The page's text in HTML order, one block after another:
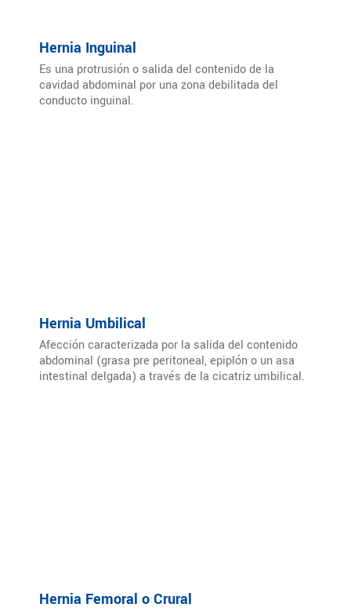
Hernia Inguinal
Es una protrusión o salida del contenido de la
cavidad abdominal por una zona debilitada del
conducto inguinal.
Hernia Umbilical
Afección caracterizada por la salida del contenido
abdominal (grasa pre peritoneal, epiplón o un asa
intestinal delgada) a través de la cicatriz umbilical.
Hernia Femoral o Crural